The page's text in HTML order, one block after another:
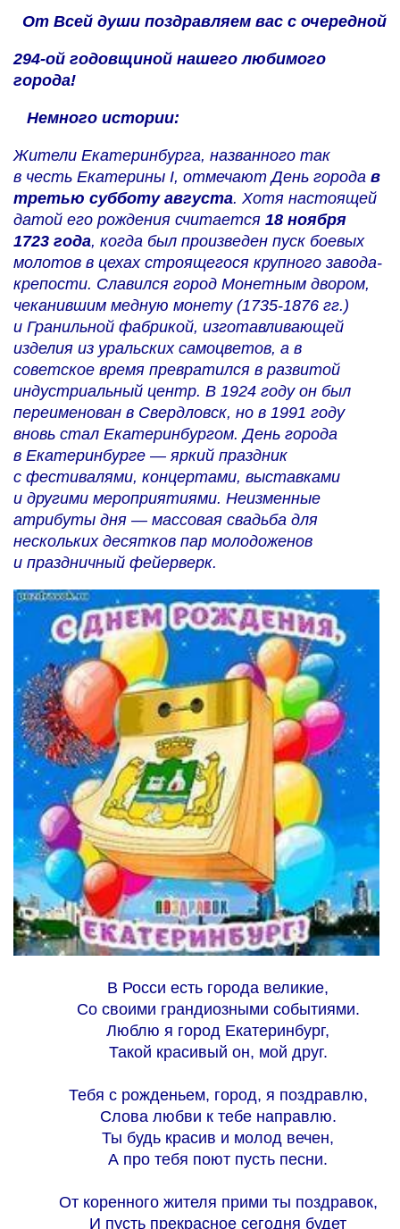
От Всей души поздравляем вас с очередной
294-ой годовщиной нашего любимого
города!
Немного истории:
Жители Екатеринбурга, названного так
в честь Екатерины I, отмечают День города в
третью субботу августа. Хотя настоящей
датой его рождения считается 18 ноября
1723 года, когда был произведен пуск боевых
молотов в цехах строящегося крупного завода-
крепости. Славился город Монетным двором,
чеканившим медную монету (1735-1876 гг.)
и Гранильной фабрикой, изготавливающей
изделия из уральских самоцветов, а в
советское время превратился в развитой
индустриальный центр. В 1924 году он был
переименован в Свердловск, но в 1991 году
вновь стал Екатеринбургом. День города
в Екатеринбурге — яркий праздник
с фестивалями, концертами, выставками
и другими мероприятиями. Неизменные
атрибуты дня — массовая свадьба для
нескольких десятков пар молодоженов
и праздничный фейерверк.
В Росси есть города великие,
Со своими грандиозными событиями.
Люблю я город Екатеринбург,
Такой красивый он, мой друг.
Тебя с рожденьем, город, я поздравлю,
Слова любви к тебе направлю.
Ты будь красив и молод вечен,
А про тебя поют пусть песни.
От коренного жителя прими ты поздравок,
И пусть прекрасное сегодня будет